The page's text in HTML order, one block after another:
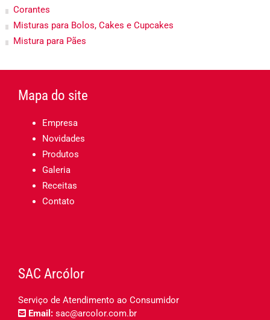
Corantes
Misturas para Bolos, Cakes e Cupcakes
Mistura para Pães
Mapa do site
Empresa
Novidades
Produtos
Galeria
Receitas
Contato
SAC Arcólor
Serviço de Atendimento ao Consumidor
Email: sac@arcolor.com.br